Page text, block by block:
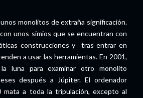
monolitos de extraña significación.
unos simios que se encuentran con
construcciones y tras entrar en
a usar las herramientas. En 2001,
luna para examinar otro monolito
después a Júpiter. El ordenador
mata a toda la tripulación, excepto al